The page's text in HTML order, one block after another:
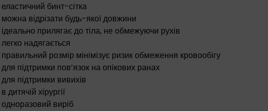
еластичний бинт-сітка
можна відрізати будь-якої довжини
ідеально прилягає до тіла, не обмежуючи рухів
легко надягається
правильний розмір мінімізує ризик обмеження кровообігу
для підтримки пов’язок на опікових ранах
для підтримки вивихів
в дитячій хірургії
одноразовий виріб